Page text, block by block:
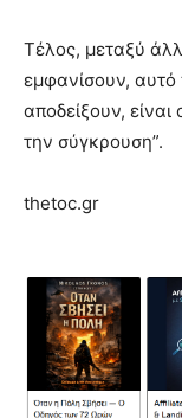
Τέλος, μεταξύ
εμφανίσουν,
αποδείξουν,
την σύγκρουση”.
thetoc.gr